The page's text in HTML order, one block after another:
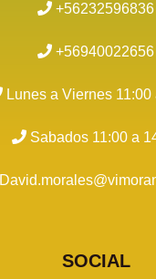
+56232596836
+56940022656
Lunes a Viernes 11:00
Sabados 11:00 a
SOCIAL